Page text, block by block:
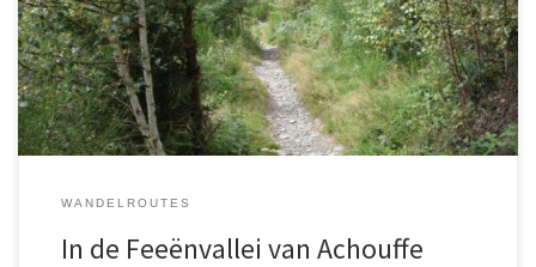
parkeerplaatsen is een grote taverne met aangrenzend een
giftshop. Iets verderop ligt tegen de heuvels de brouwerij met op
[…]
WANDELROUTES
In de Feeënvallei van Achouffe